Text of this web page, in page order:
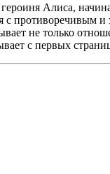
Алиса,
с противоречивым и
не только
с первых